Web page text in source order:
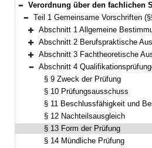
Bereich reduzieren
Verordnung über den fachlichen Schwerpunkt Bibliothekswesen (FachV-Bibl)FachV-Bibl Vom
Bereich reduzieren
Teil 1 Gemeinsame Vorschriften
Bereich erweitern
Abschnitt 1 Allgemeine
Bereich erweitern
Abschnitt 2 Berufspraktische
Bereich erweitern
Abschnitt 3 Fachtheoretische
Bereich reduzieren
Abschnitt 4
§ 9 Zweck der Prüfung
§ 10 Prüfungsausschuss
§ 11 Beschlussfähigkeit und
§ 12 Nachteilsausgleich
§ 13 Form der Prüfung
§ 14 Mündliche Prüfung